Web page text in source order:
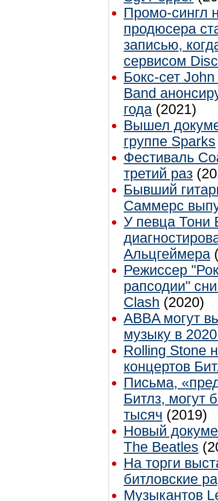
Промо-сингл
продюсера
записью,
сервисом
Бокс-сет
Band
года (2021)
Вышел
группе Sparks
Фестиваль
третий раз
Бывший
Саммерс
У певца Тони
Альцгеймера
Режиссер
рапсодии"
Clash (2020)
ABBA могут
музыку в
Rolling Stone
концертов
Письма,
Битлз, могут
тысяч (2019)
Новый
The Beatles
На торги
битловские
Музыкантов